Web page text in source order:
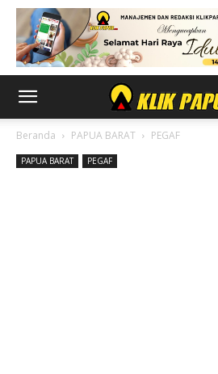
Beranda PAPUA BARAT PEGAF
PAPUA BARAT PEGAF